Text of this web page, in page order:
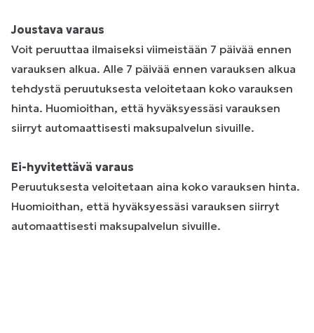
Joustava varaus
Voit peruuttaa ilmaiseksi viimeistään 7 päivää ennen
varauksen alkua. Alle 7 päivää ennen varauksen alkua
tehdystä peruutuksesta veloitetaan koko varauksen
hinta. Huomioithan, että hyväksyessäsi varauksen
siirryt automaattisesti maksupalvelun sivuille.
Ei-hyvitettävä varaus
Peruutuksesta veloitetaan aina koko varauksen hinta.
Huomioithan, että hyväksyessäsi varauksen siirryt
automaattisesti maksupalvelun sivuille.